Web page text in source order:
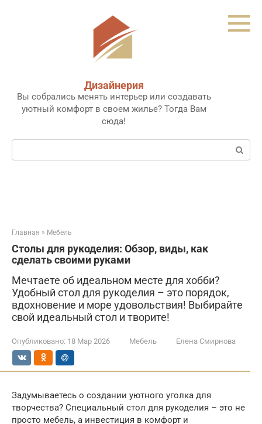
Дизайнерия
Вы собрались менять интерьер или создавать
уютный комфорт в своем жилье? Тогда Вам
сюда!
Поиск:
Главная » Мебель
Столы для рукоделия: Обзор, виды, как
сделать своими руками
Мечтаете об идеальном месте для хобби?
Удобный стол для рукоделия – это порядок,
вдохновение и море удовольствия! Выбирайте
свой идеальный стол и творите!
Опубликовано: 18 Мар 2026 Мебель Елена Смирнова
Задумываетесь о создании уютного уголка для
творчества? Специальный стол для рукоделия – это не
просто мебель, а инвестиция в комфорт и